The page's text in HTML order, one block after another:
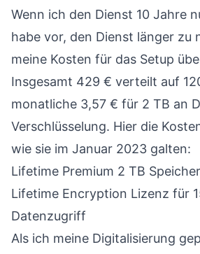
Wenn ich den Dienst 10 Jahre
habe vor, den Dienst länger zu
meine Kosten für das Setup
Insgesamt 429 € verteilt auf
monatliche 3,57 € für 2 TB an
Verschlüsselung. Hier die
wie sie im Januar 2023 galten:
Lifetime Premium 2 TB
Lifetime Encryption Lizenz für
Datenzugriff
Als ich meine Digitalisierung